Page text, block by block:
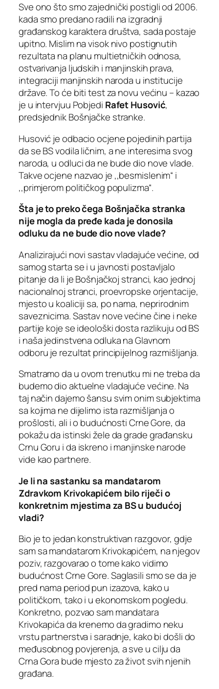
Sve ono što smo zajednički postigli od 2006.
kada smo predano radili na izgradnji
građanskog karaktera društva, sada postaje
upitno. Mislim na visok nivo postignutih
rezultata na planu multietničkih odnosa,
ostvarivanja ljudskih i manjinskih prava,
integraciji manjinskih naroda u institucije
države. To će biti test za novu većinu – kazao
je u intervjuu Pobjedi Rafet Husović,
predsjednik Bošnjačke stranke.
Husović je odbacio ocjene pojedinih partija
da se BS vodila ličnim, a ne interesima svog
naroda, u odluci da ne bude dio nove vlade.
Takve ocjene nazvao je ,,besmislenim“ i
,,primjerom političkog populizma“.
Šta je to preko čega Bošnjačka stranka
nije mogla da pređe kada je donosila
odluku da ne bude dio nove vlade?
Analizirajući novi sastav vladajuće većine, od
samog starta se i u javnosti postavljalo
pitanje da li je Bošnjačkoj stranci, kao jednoj
nacionalnoj stranci, proevropske orjentacije,
mjesto u koaliciji sa, po nama, neprirodnim
saveznicima. Sastav nove većine čine i neke
partije koje se ideološki dosta razlikuju od BS
i naša jedinstvena odluka na Glavnom
odboru je rezultat principijelnog razmišljanja.
Smatramo da u ovom trenutku mi ne treba da
budemo dio aktuelne vladajuće većine. Na
taj način dajemo šansu svim onim subjektima
sa kojima ne dijelimo ista razmišljanja o
prošlosti, ali i o budućnosti Crne Gore, da
pokažu da istinski žele da grade građansku
Crnu Goru i da iskreno i manjinske narode
vide kao partnere.
Je li na sastanku sa mandatarom
Zdravkom Krivokapićem bilo riječi o
konkretnim mjestima za BS u budućoj
vladi?
Bio je to jedan konstruktivan razgovor, gdje
sam sa mandatarom Krivokapićem, na njegov
poziv, razgovarao o tome kako vidimo
budućnost Crne Gore. Saglasili smo se da je
pred nama period pun izazova, kako u
političkom, tako i u ekonomskom pogledu.
Konkretno, pozvao sam mandatara
Krivokapića da krenemo da gradimo neku
vrstu partnerstva i saradnje, kako bi došli do
međusobnog povjerenja, a sve u cilju da
Crna Gora bude mjesto za život svih njenih
građana.